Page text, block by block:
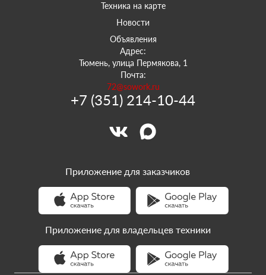
Техника на карте
Новости
Объявления
Адрес:
Тюмень, улица Пермякова, 1
Почта:
72@sowork.ru
+7 (351) 214-10-44
Приложение для заказчиков
Приложение для владельцев техники